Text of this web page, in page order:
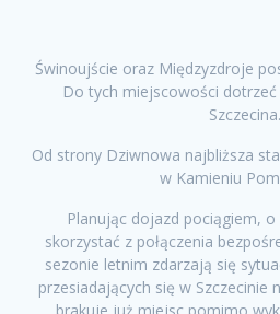
Świnoujście oraz Międzyzdroje
Do tych miejscowości
Szczecina.
Od strony Dziwnowa najbliższa
w Kamieniu
Planując dojazd pociągiem,
skorzystać z połączenia
sezonie letnim zdarzają się
przesiadających się w Szczecinie